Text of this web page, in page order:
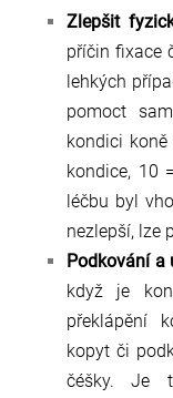
Zlepšit
příčin fixace
lehkých
pomoct
kondici
kondice, 10
léčbu byl
nezlepší, lze
Podkování a
když je
překlápění
kopyt či
čéšky. Je